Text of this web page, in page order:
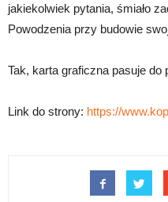
jakiekolwiek pytania, śmiało
Powodzenia przy budowie
Tak, karta graficzna pasuje do
Link do strony: https://